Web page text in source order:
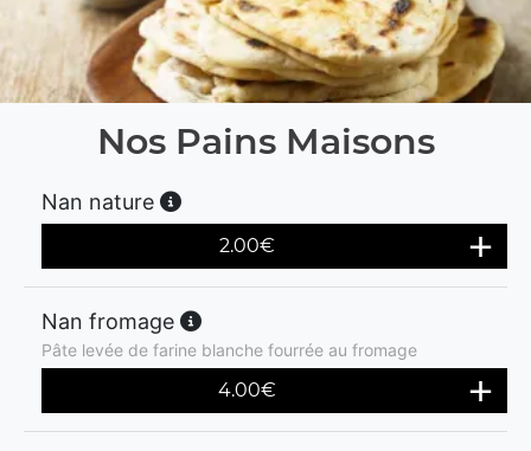
Nos Pains Maisons
Nan nature
2.00€
Nan fromage
Pâte levée de farine blanche fourrée au fromage
4.00€